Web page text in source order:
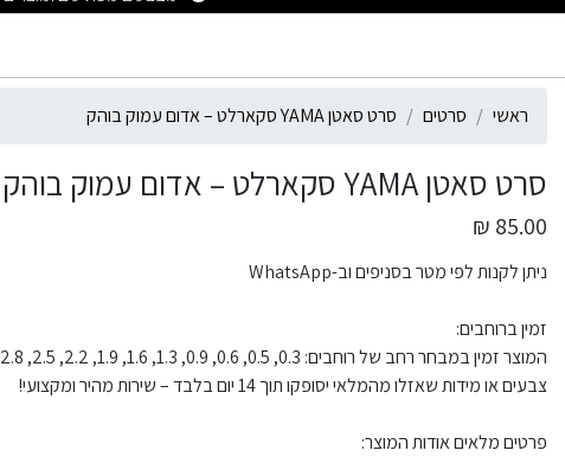
ראשי סרטים סרט סאטן YAMA סקארלט – אדום עמוק בוהק
סרט סאטן YAMA סקארלט – אדום עמוק בוהק
85.00 ₪
ניתן לקנות לפי מטר בסניפים וב-WhatsApp
זמין ברוחבים:
המוצר זמין במבחר רחב של רוחבים: 0.3, 0.5, 0.6, 0.9, 1.3, 1.6, 1.9, 2.2, 2.5, 2.8, 3.2, 3.8, 5, 5.7, 6.3, 7.5, 8.9, 10 ס"מ
צבעים או מידות שאזלו מהמלאי יסופקו תוך 14 יום בלבד – שירות מהיר ומקצועי!
פרטים מלאים אודות המוצר: